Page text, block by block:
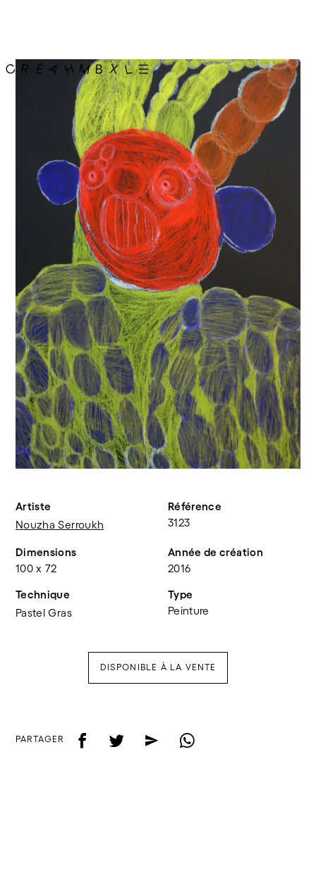
Artiste
Nouzha Serroukh
Référence
3123
Dimensions
100 x 72
Année de création
2016
Technique
Pastel Gras
Type
Peinture
DISPONIBLE À LA VENTE
PARTAGER f t e w